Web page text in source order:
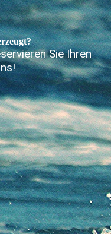
Sie Ihren